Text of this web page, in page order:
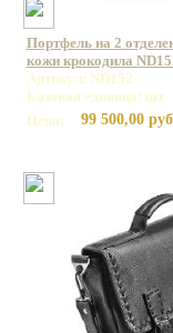
Портфель на 2
кожи крокодила
Артикул: ND152
Базовая единица: шт
Цена:
99 500,00